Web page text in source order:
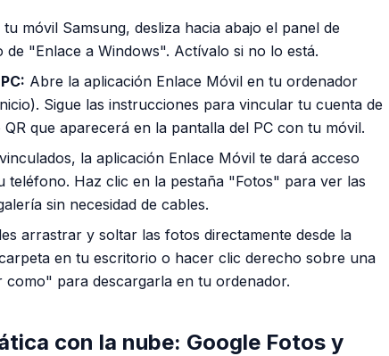
tu móvil Samsung, desliza hacia abajo el panel de
"Enlace a Windows". Actívalo si no lo está.
Abre la aplicación Enlace Móvil en tu ordenador
Sigue las instrucciones para vincular tu cuenta de
que aparecerá en la pantalla del PC con tu móvil.
la aplicación Enlace Móvil te dará acceso
teléfono. Haz clic en la pestaña "Fotos" para ver las
sin necesidad de cables.
arrastrar y soltar las fotos directamente desde la
en tu escritorio o hacer clic derecho sobre una
para descargarla en tu ordenador.
con la nube: Google Fotos y